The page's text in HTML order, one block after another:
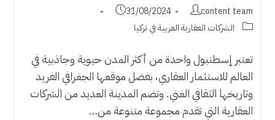
Post
author:
content team
Post
published:
31/08/2024
Post
الشركات العقارية العربية في تركيا
تعتبر إسطنبول واحدة من أكثر المدن حيوية وجاذبية في
العالم للاستثمار العقاري، بفضل موقعها الجغرافي الفريد
وتاريخها الثقافي الغني. وتضم المدينة العديد من الشركات
العقارية التي تقدم مجموعة متنوعة من…